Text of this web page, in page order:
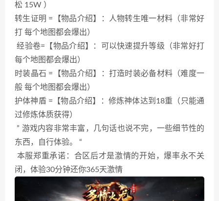
松 15W ）
转生证明 =【物品介绍】：人物转生唯一材料（非常好
打 每个地图都会爆出）
经验卷=【物品介绍】：可以快速提升等级（非常好打
每个地图都会爆出）
时装晶石 =【物品介绍】：打造时装必备材料（难度一
般 每个地图都会爆出）
护体神盾 =【物品介绍】：修炼神体达到18重（只能通
过修炼体质获得）
” 游戏内容非常丰富，几句话也说不完，一些细节性的
东西，自行体验。 “
本服郑重承诺：合区后才是激情的开始，爆率永不关
闭，体验30分钟还你365天激情